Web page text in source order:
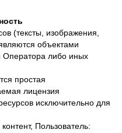
(тексты, изображения,
объектами
Оператора либо иных
простая
лицензия
исключительно для
Пользователь: